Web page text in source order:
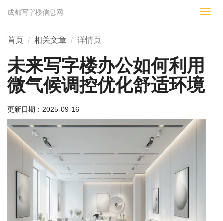
切
成都写字楼信息网
首页 相关文章 详情页
未来写字楼办公如何利用
微气候调控优化舒适环境
更新日期： 2025-09-16